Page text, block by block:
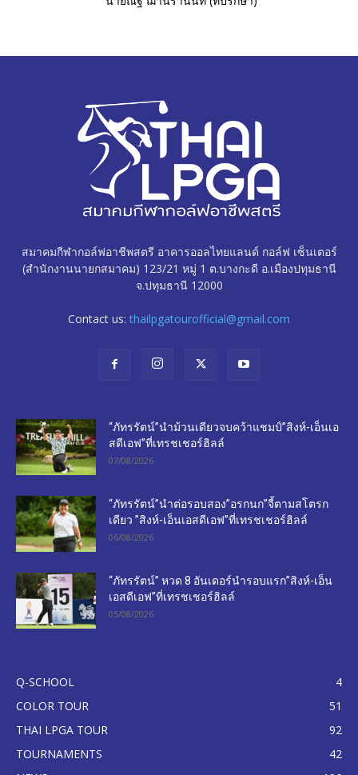
สมาคมกีฬากอล์ฟอาชีพสตรี อาคารออลไทยแลนด์ กอล์ฟ เซ็นเตอร์
(สำนักงานนายกสมาคม) 123/21 หมู่ 1 ต.บางกะดี อ.เมืองปทุมธานี
จ.ปทุมธานี 12000
Contact us: thailpgatourofficial@gmail.com
“ภัทรรัตน์”นำม้วนเดียวจบคว้าแชมป์”สิงห์-เอ็นเอ
สดีเอฟ”ที่เทรชเชอร์ฮิลล์
07/08/2026
“ภัทรรัตน์”นำต่อรอบสอง”อรกนก”จี้ตามสโตรก
เดียว ”สิงห์-เอ็นเอสดีเอฟ”ที่เทรชเชอร์ฮิลล์
06/08/2026
“ภัทรรัตน์” หวด 8 อันเดอร์นำรอบแรก”สิงห์-เอ็น
เอสดีเอฟ”ที่เทรชเชอร์ฮิลล์
05/08/2026
Q-SCHOOL
4
COLOR TOUR
51
THAI LPGA TOUR
92
TOURNAMENTS
42